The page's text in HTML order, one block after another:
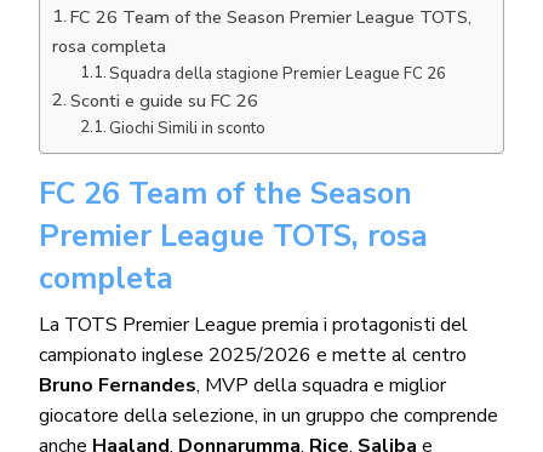
FC 26 Team of the Season Premier League TOTS,
rosa completa
Squadra della stagione Premier League FC 26
Sconti e guide su FC 26
Giochi Simili in sconto
FC 26 Team of the Season
Premier League TOTS, rosa
completa
La TOTS Premier League premia i protagonisti del
campionato inglese 2025/2026 e mette al centro
Bruno Fernandes, MVP della squadra e miglior
giocatore della selezione, in un gruppo che comprende
anche Haaland, Donnarumma, Rice, Saliba e